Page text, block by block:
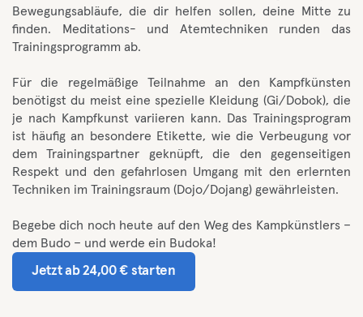
Bewegungsabläufe, die dir helfen sollen, deine Mitte zu
finden. Meditations- und Atemtechniken runden das
Trainingsprogramm ab.
Für die regelmäßige Teilnahme an den Kampfkünsten
benötigst du meist eine spezielle Kleidung (Gi/Dobok), die
je nach Kampfkunst variieren kann. Das Trainingsprogram
ist häufig an besondere Etikette, wie die Verbeugung vor
dem Trainingspartner geknüpft, die den gegenseitigen
Respekt und den gefahrlosen Umgang mit den erlernten
Techniken im Trainingsraum (Dojo/Dojang) gewährleisten.
Begebe dich noch heute auf den Weg des Kampkünstlers –
dem Budo – und werde ein Budoka!
Jetzt ab 24,00 € starten